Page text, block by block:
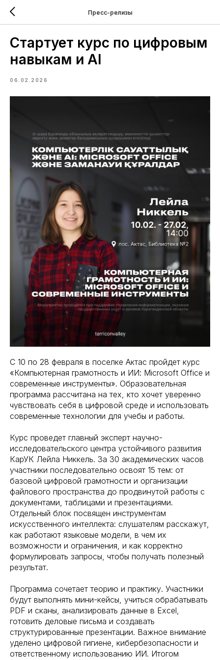
Пресс-релизы
Стартует курс по цифровым
навыкам и AI
06.02.2026
С 10 по 28 февраля в поселке Актас пройдет курс
«Компьютерная грамотность и ИИ: Microsoft Office и
современные инструменты». Образовательная
программа рассчитана на тех, кто хочет уверенно
чувствовать себя в цифровой среде и использовать
современные технологии для учебы и работы.
Курс проведет главный эксперт научно-
исследовательского центра устойчивого развития
КарУК Лейла Никкель. За 30 академических часов
участники последовательно освоят 15 тем: от
базовой цифровой грамотности и организации
файлового пространства до продвинутой работы с
документами, таблицами и презентациями.
Отдельный блок посвящен инструментам
искусственного интеллекта: слушателям расскажут,
как работают языковые модели, в чем их
возможности и ограничения, и как корректно
формулировать запросы, чтобы получать полезный
результат.
Программа сочетает теорию и практику. Участники
будут выполнять мини-кейсы, учиться обрабатывать
PDF и сканы, анализировать данные в Excel,
готовить деловые письма и создавать
структурированные презентации. Важное внимание
уделено цифровой гигиене, кибербезопасности и
ответственному использованию ИИ. Итогом